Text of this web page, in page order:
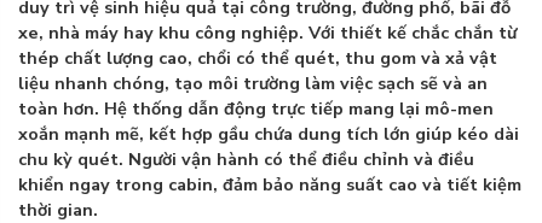
duy trì vệ sinh hiệu quả tại công trường, đường phố, bãi đỗ
xe, nhà máy hay khu công nghiệp. Với thiết kế chắc chắn từ
thép chất lượng cao, chổi có thể quét, thu gom và xả vật
liệu nhanh chóng, tạo môi trường làm việc sạch sẽ và an
toàn hơn. Hệ thống dẫn động trực tiếp mang lại mô-men
xoắn mạnh mẽ, kết hợp gầu chứa dung tích lớn giúp kéo dài
chu kỳ quét. Người vận hành có thể điều chỉnh và điều
khiển ngay trong cabin, đảm bảo năng suất cao và tiết kiệm
thời gian.